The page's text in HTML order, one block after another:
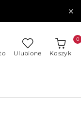
Ulubione Koszyk
0